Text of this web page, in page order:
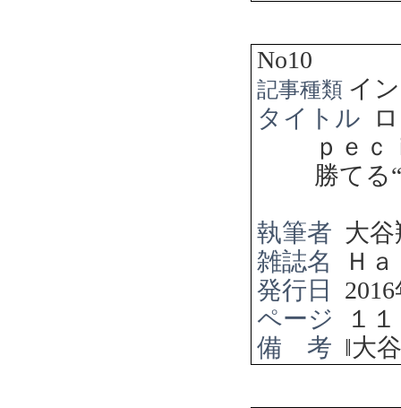
No10
記事種類 イ
タイトル
ｐｅ
勝てる“
執筆者 大
雑誌名
Ｈ
発行日
2016
ページ
１
備 考 ‖大